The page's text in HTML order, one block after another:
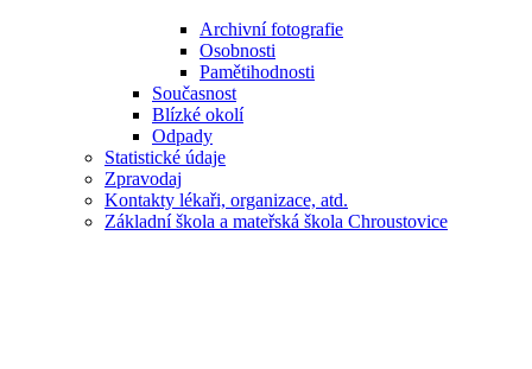
Archivní fotografie
Osobnosti
Pamětihodnosti
Současnost
Blízké okolí
Odpady
Statistické údaje
Zpravodaj
Kontakty lékaři, organizace, atd.
Základní škola a mateřská škola Chroustovice